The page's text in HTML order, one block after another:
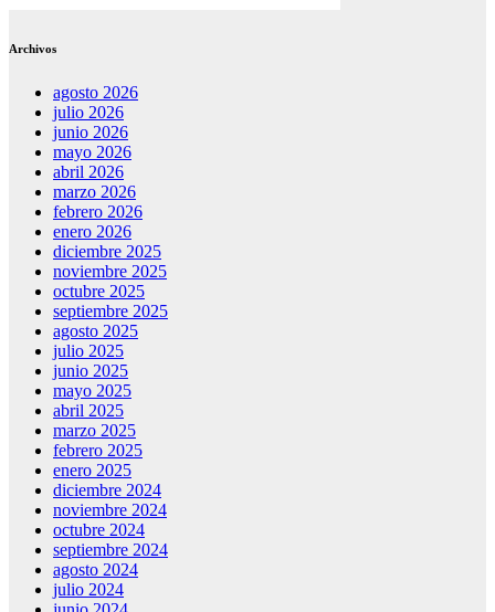
Archivos
agosto 2026
julio 2026
junio 2026
mayo 2026
abril 2026
marzo 2026
febrero 2026
enero 2026
diciembre 2025
noviembre 2025
octubre 2025
septiembre 2025
agosto 2025
julio 2025
junio 2025
mayo 2025
abril 2025
marzo 2025
febrero 2025
enero 2025
diciembre 2024
noviembre 2024
octubre 2024
septiembre 2024
agosto 2024
julio 2024